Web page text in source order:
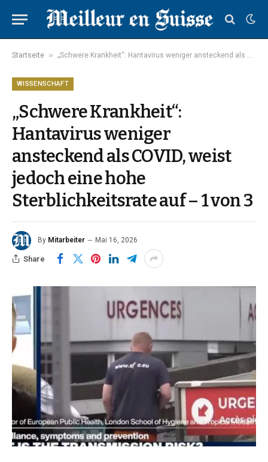
Startseite » „Schwere Krankheit“: Hantavirus weniger ansteckend als COVID, weist jedoch eine hohe Sterblichkeitsrate auf – 1 von 3
WISSENSCHAFT
„Schwere Krankheit“:
Hantavirus weniger
ansteckend als COVID, weist
jedoch eine hohe
Sterblichkeitsrate auf – 1 von 3
By Mitarbeiter Mai 16, 2026
Share